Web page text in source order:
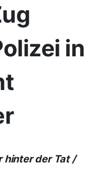
in
hinter der Tat /